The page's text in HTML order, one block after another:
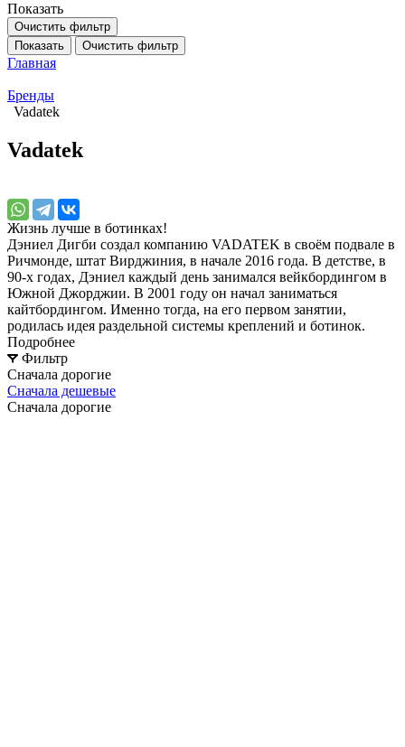
Показать
Очистить фильтр
Показать
Очистить фильтр
Главная
Бренды
Vadatek
Vadatek
Жизнь лучше в ботинках!
Дэниел Дигби создал компанию VADATEK в своём подвале в
Ричмонде, штат Вирджиния, в начале 2016 года. В детстве, в
90-х годах, Дэниел каждый день занимался вейкбордингом в
Южной Джорджии. В 2001 году он начал заниматься
кайтбордингом. Именно тогда, на его первом занятии,
родилась идея раздельной системы креплений и ботинок.
Подробнее
Фильтр
Сначала дорогие
Сначала дешевые
Сначала дорогие